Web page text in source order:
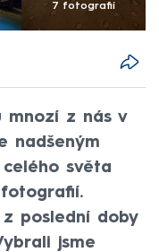
7 fotografií
mnozí z nás v
nadšeným
světa
z poslední doby
jsme